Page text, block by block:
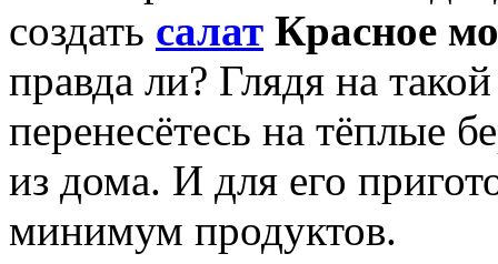
создать салат Красное
правда ли? Глядя на
перенесётесь на тёплые
из дома. И для его
минимум продуктов.